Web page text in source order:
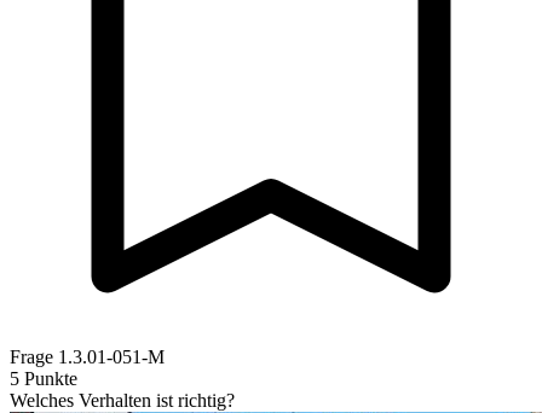
Frage 1.3.01-051-M
5 Punkte
Welches Verhalten ist richtig?